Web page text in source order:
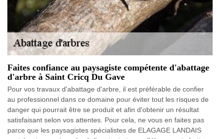
Faites confiance au paysagiste compétente d'abattage
d'arbre à Saint Cricq Du Gave
Pour vos travaux d'abattage d'arbre, il est préférable de confier
au professionnel dans ce domaine pour éviter tout les risques de
danger qui pourrait être se produit et afin d'obtenir un résultat
satisfaisant selon vos attentes. Pour cela, ne vous en faites pas
parce que les paysagistes spécialistes de ELAGAGE LANDAIS